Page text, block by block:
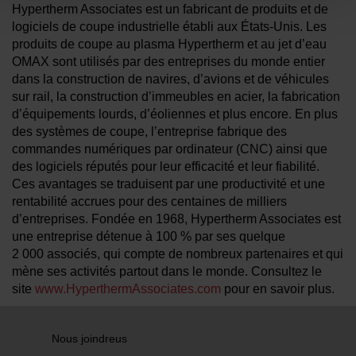
Hypertherm Associates est un fabricant de produits et de
logiciels de coupe industrielle établi aux États-Unis. Les
produits de coupe au plasma Hypertherm et au jet d’eau
OMAX sont utilisés par des entreprises du monde entier
dans la construction de navires, d’avions et de véhicules
sur rail, la construction d’immeubles en acier, la fabrication
d’équipements lourds, d’éoliennes et plus encore. En plus
des systèmes de coupe, l’entreprise fabrique des
commandes numériques par ordinateur (CNC) ainsi que
des logiciels réputés pour leur efficacité et leur fiabilité.
Ces avantages se traduisent par une productivité et une
rentabilité accrues pour des centaines de milliers
d’entreprises. Fondée en 1968, Hypertherm Associates est
une entreprise détenue à 100 % par ses quelque
2 000 associés, qui compte de nombreux partenaires et qui
mène ses activités partout dans le monde. Consultez le
site www.HyperthermAssociates.com pour en savoir plus.
Nous joindreus